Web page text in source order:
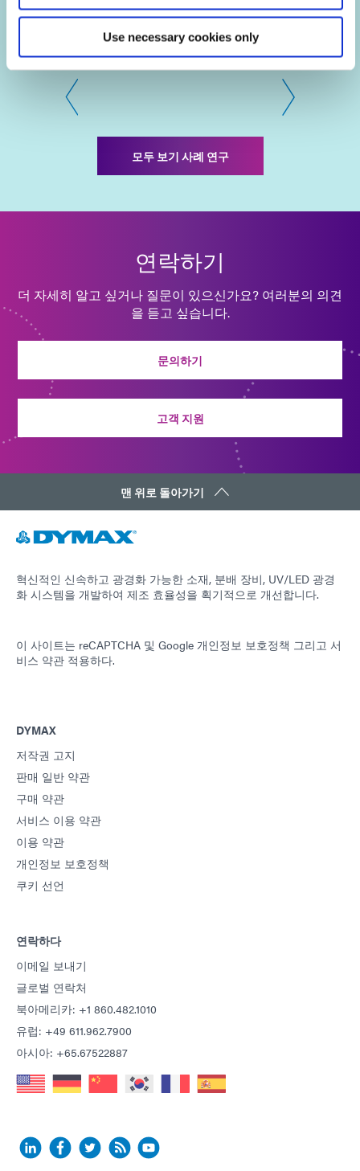
Use necessary cookies only
EV 충전소를 위한 고성능 솔루션
모두 보기 사례 연구
연락하기
더 자세히 알고 싶거나 질문이 있으신가요? 여러분의 의견
을 듣고 싶습니다.
문의하기
고객 지원
맨 위로 돌아가기
혁신적인 신속하고 광경화 가능한 소재, 분배 장비, UV/LED 광경
화 시스템을 개발하여 제조 효율성을 획기적으로 개선합니다.
이 사이트는 reCAPTCHA 및 Google 개인정보 보호정책 그리고 서
비스 약관 적용하다.
DYMAX
저작권 고지
판매 일반 약관
구매 약관
서비스 이용 약관
이용 약관
개인정보 보호정책
쿠키 선언
연락하다
이메일 보내기
글로벌 연락처
북아메리카: +1 860.482.1010
유럽: +49 611.962.7900
아시아: +65.67522887